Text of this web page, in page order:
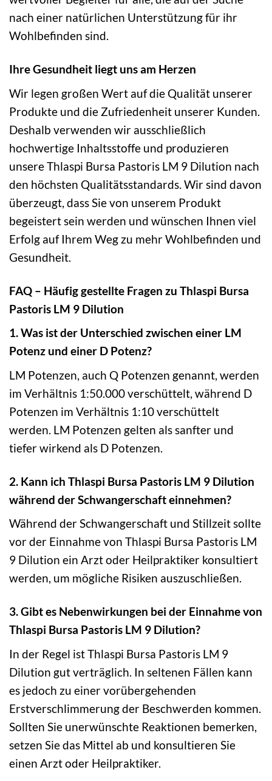
nach einer natürlichen Unterstützung für ihr
Wohlbefinden sind.
Ihre Gesundheit liegt uns am Herzen
Wir legen großen Wert auf die Qualität unserer
Produkte und die Zufriedenheit unserer Kunden.
Deshalb verwenden wir ausschließlich
hochwertige Inhaltsstoffe und produzieren
unsere Thlaspi Bursa Pastoris LM 9 Dilution nach
den höchsten Qualitätsstandards. Wir sind davon
überzeugt, dass Sie von unserem Produkt
begeistert sein werden und wünschen Ihnen viel
Erfolg auf Ihrem Weg zu mehr Wohlbefinden und
Gesundheit.
FAQ – Häufig gestellte Fragen zu Thlaspi Bursa
Pastoris LM 9 Dilution
1. Was ist der Unterschied zwischen einer LM
Potenz und einer D Potenz?
LM Potenzen, auch Q Potenzen genannt, werden
im Verhältnis 1:50.000 verschüttelt, während D
Potenzen im Verhältnis 1:10 verschüttelt
werden. LM Potenzen gelten als sanfter und
tiefer wirkend als D Potenzen.
2. Kann ich Thlaspi Bursa Pastoris LM 9 Dilution
während der Schwangerschaft einnehmen?
Während der Schwangerschaft und Stillzeit sollte
vor der Einnahme von Thlaspi Bursa Pastoris LM
9 Dilution ein Arzt oder Heilpraktiker konsultiert
werden, um mögliche Risiken auszuschließen.
3. Gibt es Nebenwirkungen bei der Einnahme von
Thlaspi Bursa Pastoris LM 9 Dilution?
In der Regel ist Thlaspi Bursa Pastoris LM 9
Dilution gut verträglich. In seltenen Fällen kann
es jedoch zu einer vorübergehenden
Erstverschlimmerung der Beschwerden kommen.
Sollten Sie unerwünschte Reaktionen bemerken,
setzen Sie das Mittel ab und konsultieren Sie
einen Arzt oder Heilpraktiker.